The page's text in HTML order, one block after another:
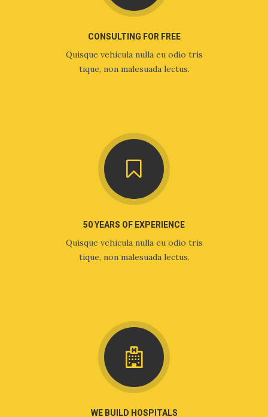
CONSULTING FOR FREE
Quisque vehicula nulla eu odio tris
tique, non malesuada lectus.
50 YEARS OF EXPERIENCE
Quisque vehicula nulla eu odio tris
tique, non malesuada lectus.
WE BUILD HOSPITALS